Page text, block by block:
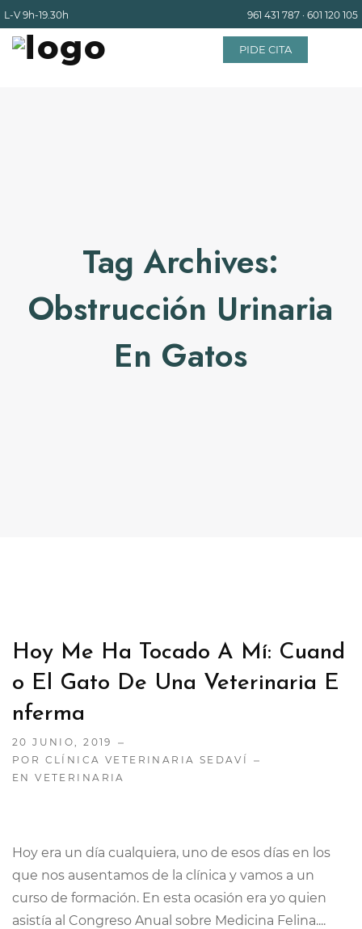
L-V9h-19.30h 961 431 787 · 601 120 105
PIDE CITA
INSTALACIONES
Tag Archives:
Obstrucción Urinaria
En Gatos
Hoy Me Ha Tocado A Mí: Cuand
O El Gato De Una Veterinaria E
Nferma
20 JUNIO, 2019
POR CLÍNICA VETERINARIA SEDAVÍ
ENVETERINARIA
Hoy era un día cualquiera, uno de esos días en los
que nos ausentamos de la clínica y vamos a un
curso de formación. En esta ocasión era yo quien
asistía al Congreso Anual sobre Medicina Felina....